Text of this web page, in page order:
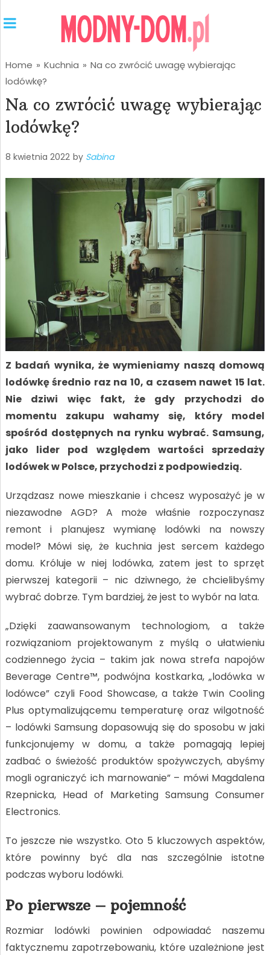
Home » Kuchnia » Na co zwrócić uwagę wybierając
lodówkę?
Na co zwrócić uwagę wybierając
lodówkę?
8 kwietnia 2022 by Sabina
Z badań wynika, że wymieniamy naszą domową
lodówkę średnio raz na 10, a czasem nawet 15 lat.
Nie dziwi więc fakt, że gdy przychodzi do
momentu zakupu wahamy się, który model
spośród dostępnych na rynku wybrać.​ Samsung,
jako lider pod względem wartości sprzedaży
lodówek w Polsce, przychodzi z podpowiedzią.
Urządzasz nowe mieszkanie i chcesz wyposażyć je w
niezawodne AGD? A może właśnie rozpoczynasz
remont i planujesz wymianę lodówki na nowszy
model? Mówi się, że kuchnia jest sercem każdego
domu. Króluje w niej lodówka, zatem jest to sprzęt
pierwszej kategorii – nic dziwnego, że chcielibyśmy
wybrać dobrze. Tym bardziej, że jest to wybór na lata.
„Dzięki zaawansowanym technologiom, a także
rozwiązaniom projektowanym z myślą o ułatwieniu
codziennego życia – takim jak nowa strefa napojów
Beverage Centre™, podwójna kostkarka, „lodówka w
lodówce” czyli Food Showcase, a także Twin Cooling
Plus optymalizującemu temperaturę oraz wilgotność
– lodówki Samsung dopasowują się do sposobu w jaki
funkcjonujemy w domu, a także pomagają lepiej
zadbać o świeżość produktów spożywczych, abyśmy
mogli ograniczyć ich marnowanie” – mówi Magdalena
Rzepnicka, Head of Marketing Samsung Consumer
Electronics.
To jeszcze nie wszystko. Oto 5 kluczowych aspektów,
które powinny być dla nas szczególnie istotne
podczas wyboru lodówki.
Po pierwsze – pojemność
Rozmiar lodówki powinien odpowiadać naszemu
faktycznemu zapotrzebowaniu, które uzależnione jest